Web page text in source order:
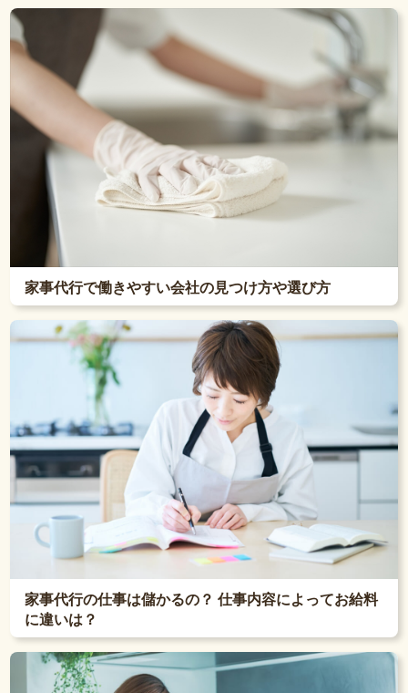
家事代行で働きやすい会社の見つけ方や選び方
家事代行の仕事は儲かるの？ 仕事内容によってお給料
に違いは？